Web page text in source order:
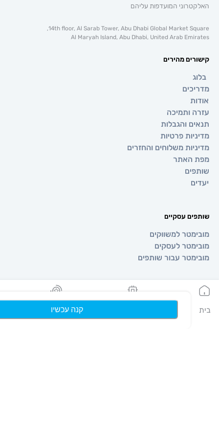
קנה עכשיו
המועדפות עליהם
14th floor, Al Sarab Tower, Abu Dhabi Global Market
Al Maryah Island, Abu Dhabi, United Arab
מהירים
והגבלות
פרטיות
משלוחים והחזרים
עסקיים
למשווקים
לעסקים
עבור שותפים
נקודות